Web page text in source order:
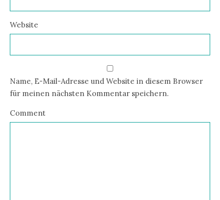
Website
Name, E-Mail-Adresse und Website in diesem Browser
für meinen nächsten Kommentar speichern.
Comment